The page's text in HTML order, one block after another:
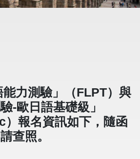
力測驗」（FLPT）與
-歐日語基礎級」
）報名資訊如下，隨函
查照。